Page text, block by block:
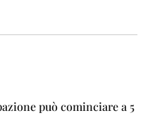
può cominciare a 5